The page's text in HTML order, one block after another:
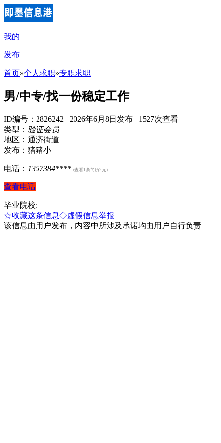
我的
发布
首页»个人求职»专职求职
男/中专/找一份稳定工作
ID编号：2826242 2026年6月8日发布 1527次查看
类型： 验证会员
地区：通济街道
发布：猪猪小
电话： 1357384**** (查看1条简历2元)
查看电话
毕业院校:
☆收藏这条信息◇虚假信息举报
该信息由用户发布，内容中所涉及承诺均由用户自行负责